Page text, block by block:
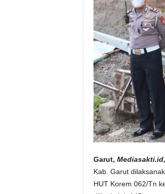
Garut,
Kab. Garut
HUT Korem 062/Tn